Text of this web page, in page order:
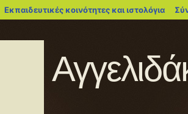
Εκπαιδευτικές κοινότητες και ιστολόγια